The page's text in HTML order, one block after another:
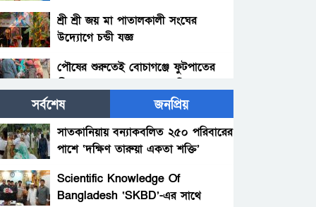
শ্রী শ্রী জয় মা পাতালকালী সংঘের
উদ্যোগে চন্ডী যজ্ঞ
পৌষের শুরুতেই বোচাগঞ্জে ফুটপাতের
হাদির খুনিদের গ্রেপ্তার দাবিতে রংপুরে
বিক্ষোভ, লাঙ্গল প্রতীক ভাঙচুর
স্টার ভবন
সর্বশেষ জনপ্রিয়
সাতকানিয়ায় বন্যাকবলিত ২৫০ পরিবারের
পাশে ‘দক্ষিণ তারুয়া একতা শক্তি’
Scientific Knowledge Of
Bangladesh ‘SKBD’-এর সাথে